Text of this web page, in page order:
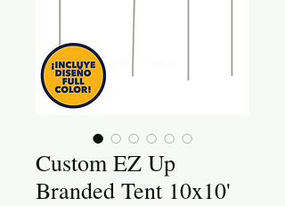
Custom EZ Up
Branded Tent 10x10'